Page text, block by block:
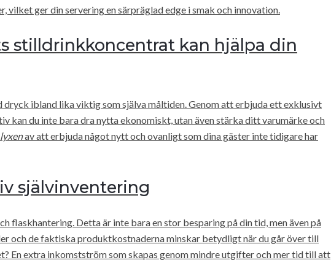
vilket ger din servering en särpräglad edge i smak och innovation.
stilldrinkkoncentrat kan hjälpa din
dryck ibland lika viktig som själva måltiden. Genom att erbjuda ett exklusivt
kan du inte bara dra nytta ekonomiskt, utan även stärka ditt varumärke och
lyxenav att erbjuda något nytt och ovanligt som dina gäster inte tidigare har
självinventering
flaskhantering. Detta är inte bara en stor besparing på din tid, men även på
och de faktiska produktkostnaderna minskar betydligt när du går över till
En extra inkomstström som skapas genom mindre utgifter och mer tid till att